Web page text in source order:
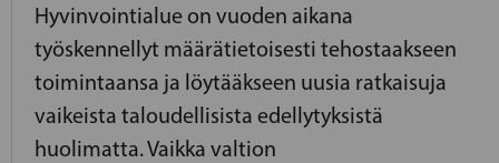
Hyvinvointialue on vuoden aikana
työskennellyt määrätietoisesti tehostaakseen
toimintaansa ja löytääkseen uusia ratkaisuja
vaikeista taloudellisista edellytyksistä
huolimatta. Vaikka valtion